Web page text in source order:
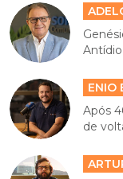
Antídio
ENIO
Após
de